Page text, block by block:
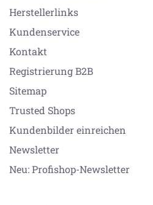
Herstellerlinks
Kundenservice
Kontakt
Registrierung B2B
Sitemap
Trusted Shops
Kundenbilder einreichen
Newsletter
Neu: Profishop-Newsletter